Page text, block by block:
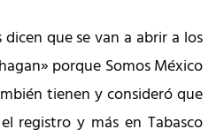
que se van a abrir a los
porque Somos México
tienen y consideró que
registro y más en Tabasco